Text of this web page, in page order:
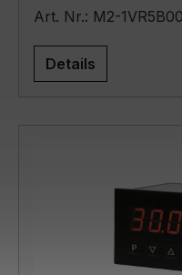
Art. Nr.: M2-
Details